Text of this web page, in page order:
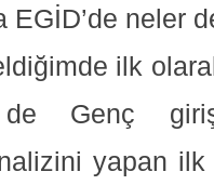
neler
ilk
Genç
yapan